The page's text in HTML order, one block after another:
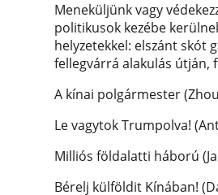
Meneküljünk vagy
politikusok kezébe
helyzetekkel: elszánt skót
fellegvárrá alakulás útján,
A kínai polgármester (Zhou
Le vagytok Trumpolva!
Milliós földalatti háború
Bérelj külföldit Kínában!